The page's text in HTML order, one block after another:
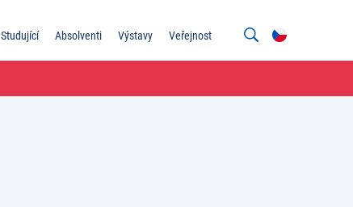
Studující Absolventi Výstavy Veřejnost